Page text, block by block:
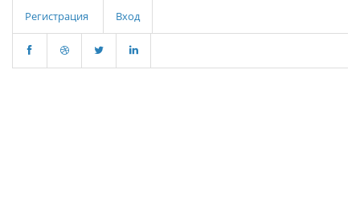
Регистрация Вход